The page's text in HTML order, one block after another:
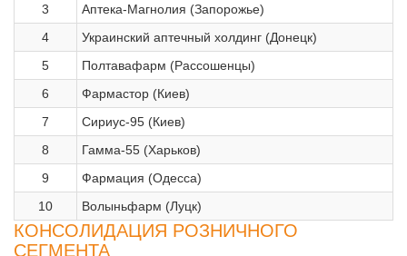
3
Аптека-Магнолия (Запорожье)
4
Украинский аптечный холдинг (Донецк)
5
Полтавафарм (Рассошенцы)
6
Фармастор (Киев)
7
Сириус-95 (Киев)
8
Гамма-55 (Харьков)
9
Фармация (Одесса)
10
Волыньфарм (Луцк)
КОНСОЛИДАЦИЯ РОЗНИЧНОГО
СЕГМЕНТА